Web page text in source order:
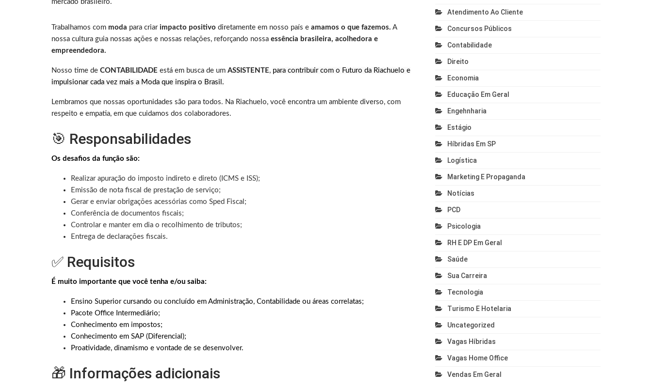
mercado brasileiro.
Trabalhamos com moda para criar impacto positivo diretamente em nosso país e amamos o que fazemos. A
nossa cultura guia nossas ações e nossas relações, reforçando nossa essência brasileira, acolhedora e
empreendedora.
Nosso time de CONTABILIDADE está em busca de um ASSISTENTE, para contribuir com o Futuro da Riachuelo e
impulsionar cada vez mais a Moda que inspira o Brasil.
Lembramos que nossas oportunidades são para todos. Na Riachuelo, você encontra um ambiente diverso, com
respeito e empatia, em que cuidamos dos colaboradores.
🎯 Responsabilidades
Os desafios da função são:
Realizar apuração do imposto indireto e direto (ICMS e ISS);
Emissão de nota fiscal de prestação de serviço;
Gerar e enviar obrigações acessórias como Sped Fiscal;
Conferência de documentos fiscais;
Controlar e manter em dia o recolhimento de tributos;
Entrega de declarações fiscais.
✅ Requisitos
É muito importante que você tenha e/ou saiba:
Ensino Superior cursando ou concluído em Administração, Contabilidade ou áreas correlatas;
Pacote Office Intermediário;
Conhecimento em impostos;
Conhecimento em SAP (Diferencial);
Proatividade, dinamismo e vontade de se desenvolver.
🎁 Informações adicionais
Atendimento Ao Cliente
Concursos Públicos
Contabilidade
Direito
Economia
Educação Em Geral
Engehnharia
Estágio
Híbridas Em SP
Logística
Marketing E Propaganda
Notícias
PCD
Psicologia
RH E DP Em Geral
Saúde
Sua Carreira
Tecnologia
Turismo E Hotelaria
Uncategorized
Vagas Híbridas
Vagas Home Office
Vendas Em Geral